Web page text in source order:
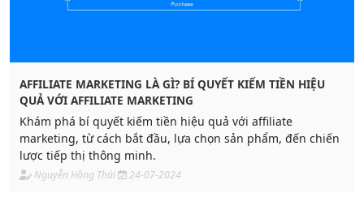
AFFILIATE MARKETING LÀ GÌ? BÍ QUYẾT KIẾM TIỀN HIỆU
QUẢ VỚI AFFILIATE MARKETING
Khám phá bí quyết kiếm tiền hiệu quả với affiliate
marketing, từ cách bắt đầu, lựa chọn sản phẩm, đến chiến
lược tiếp thị thông minh.
Nguyễn Hồng Thái 24-07-2024